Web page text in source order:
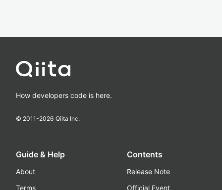
How developers code is here.
© 2011-2026 Qiita Inc.
Guide & Help
About
Terms
Contents
Release Note
Official Event